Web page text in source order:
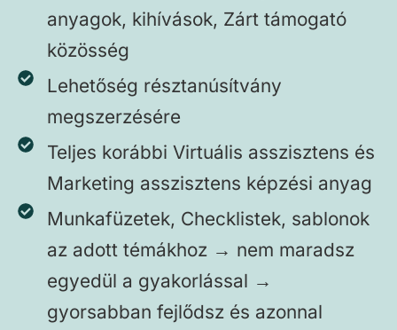
anyagok, kihívások, Zárt támogató
közösség
Lehetőség résztanúsítvány
megszerzésére
Teljes korábbi Virtuális asszisztens és
Marketing asszisztens képzési anyag
Munkafüzetek, Checklistek, sablonok
az adott témákhoz → nem maradsz
egyedül a gyakorlással →
gyorsabban fejlődsz és azonnal